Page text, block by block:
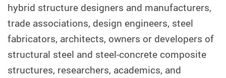
hybrid structure designers and manufacturers,
trade associations, design engineers, steel
fabricators, architects, owners or developers of
structural steel and steel-concrete composite
structures, researchers, academics, and